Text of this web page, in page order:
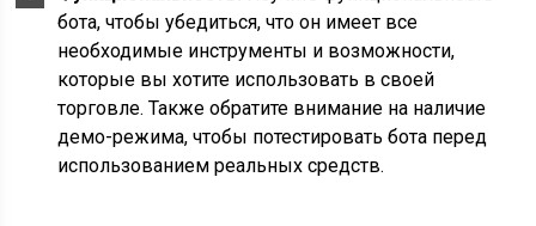
бота, чтобы убедиться, что он имеет все
необходимые инструменты и возможности,
которые вы хотите использовать в своей
торговле. Также обратите внимание на наличие
демо-режима, чтобы потестировать бота перед
использованием реальных средств.